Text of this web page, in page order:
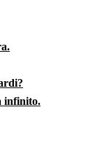
infinito.